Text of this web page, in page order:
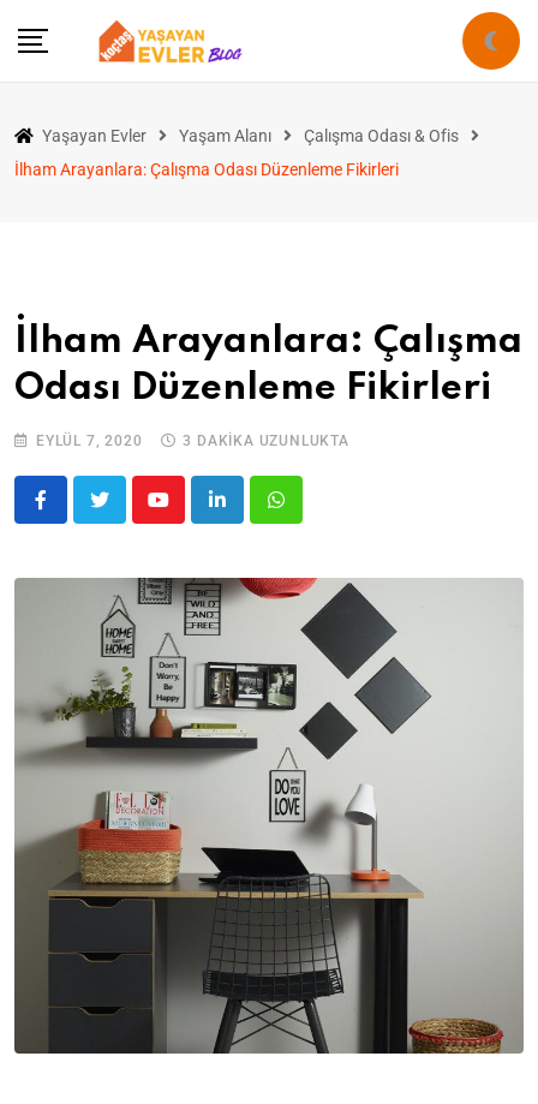
Yaşayan Evler Yaşam Alanı
Çalışma Odası & Ofis
İlham Arayanlara: Çalışma Odası Düzenleme Fikirleri
İlham Arayanlara: Çalışma
Odası Düzenleme Fikirleri
EYLÜL 7, 2020 3 DAKIKA UZUNLUKTA